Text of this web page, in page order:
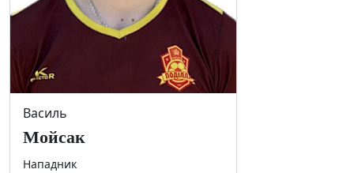
Василь
Мойсак
Нападник